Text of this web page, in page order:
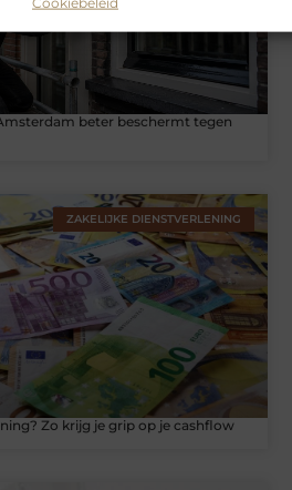
beter beschermt tegen
ZAKELIJKE DIENSTVERLENING
Zo krijg je grip op je cashflow